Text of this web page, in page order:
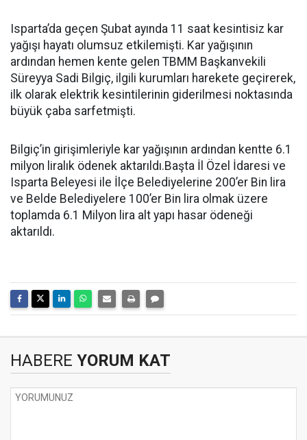
Isparta’da geçen Şubat ayında 11 saat kesintisiz kar
yağışı hayatı olumsuz etkilemişti. Kar yağışının
ardından hemen kente gelen TBMM Başkanvekili
Süreyya Sadi Bilgiç, ilgili kurumları harekete geçirerek,
ilk olarak elektrik kesintilerinin giderilmesi noktasında
büyük çaba sarfetmişti.
Bilgiç’in girişimleriyle kar yağışının ardından kentte 6.1
milyon liralık ödenek aktarıldı.Başta İl Özel İdaresi ve
Isparta Beleyesi ile İlçe Belediyelerine 200’er Bin lira
ve Belde Belediyelere 100’er Bin lira olmak üzere
toplamda 6.1 Milyon lira alt yapı hasar ödeneği
aktarıldı.
HABERE YORUM KAT